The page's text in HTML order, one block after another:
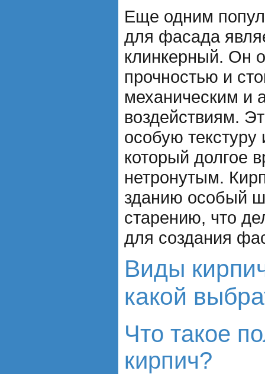
Еще одним
для фасада
клинкерный. Он
прочностью и
механическим и
воздействиям.
особую
который долгое
нетронутым.
зданию особый
старению, что
для создания
Виды
какой
Что такое
кирпич?